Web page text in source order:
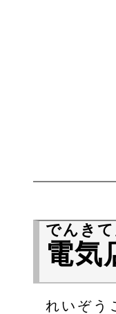
電気
でんき
れいぞう